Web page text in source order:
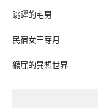
跳躍的宅男
民宿女王芽月
猴屁的異想世界